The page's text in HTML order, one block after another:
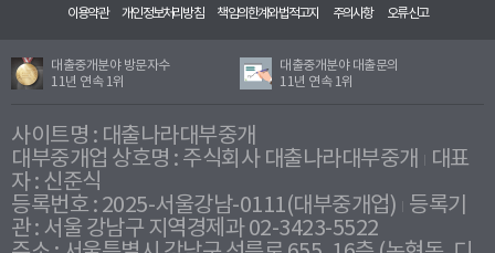
이용약관 개인정보처리방침 책임의한계와법적고지 주의사항 오류신고
대출중개분야 방문자수
11년 연속 1위
대출중개분야 대출문의
11년 연속 1위
사이트명 : 대출나라대부중개
대부중개업 상호명 : 주식회사 대출나라대부중개
대표
자 : 신준식
등록번호 : 2025-서울강남-0111(대부중개업) 등록기
관 : 서울 강남구 지역경제과 02-3423-5522